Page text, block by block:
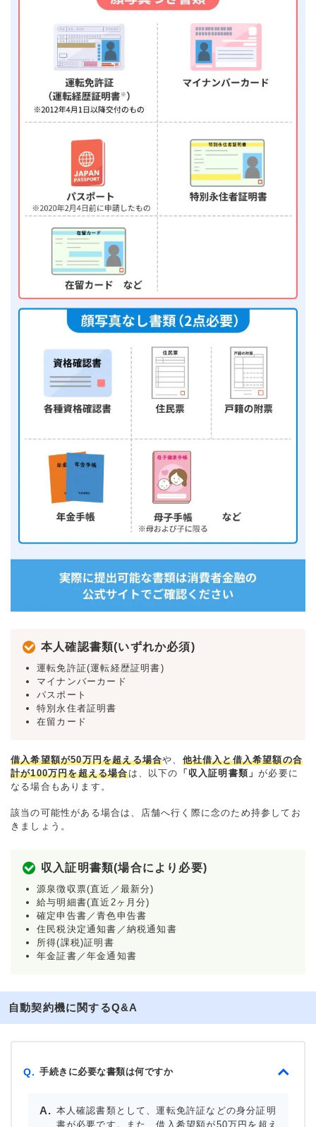
本人確認書類(いずれか必須)
運転免許証(運転経歴証明書)
マイナンバーカード
パスポート
特別永住者証明書
在留カード
借入希望額が50万円を超える場合や、 他社借入と借入希望額の合
計が100万円を超える場合は、以下の 「収入証明書類」が必要に
なる場合もあります。
該当の可能性がある場合は、店舗へ行く際に念のため持参してお
きましょう。
収入証明書類(場合により必要)
源泉徴収票(直近／最新分)
給与明細書(直近2ヶ月分)
確定申告書／青色申告書
住民税決定通知書／納税通知書
所得(課税)証明書
年金証書／年金通知書
自動契約機に関するQ&A
Q. 手続きに必要な書類は何ですか
本人確認書類として、運転免許証などの身分証明
書が必要です。また、借入希望額が50万円を超え